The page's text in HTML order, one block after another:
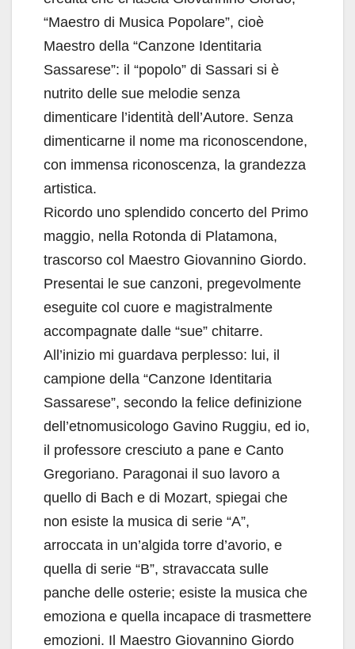
“Maestro di Musica Popolare”, cioè
Maestro della “Canzone Identitaria
Sassarese”: il “popolo” di Sassari si è
nutrito delle sue melodie senza
dimenticare l’identità dell’Autore. Senza
dimenticarne il nome ma riconoscendone,
con immensa riconoscenza, la grandezza
artistica.
Ricordo uno splendido concerto del Primo
maggio, nella Rotonda di Platamona,
trascorso col Maestro Giovannino Giordo.
Presentai le sue canzoni, pregevolmente
eseguite col cuore e magistralmente
accompagnate dalle “sue” chitarre.
All’inizio mi guardava perplesso: lui, il
campione della “Canzone Identitaria
Sassarese”, secondo la felice definizione
dell’etnomusicologo Gavino Ruggiu, ed io,
il professore cresciuto a pane e Canto
Gregoriano. Paragonai il suo lavoro a
quello di Bach e di Mozart, spiegai che
non esiste la musica di serie “A”,
arroccata in un’algida torre d’avorio, e
quella di serie “B”, stravaccata sulle
panche delle osterie; esiste la musica che
emoziona e quella incapace di trasmettere
emozioni. Il Maestro Giovannino Giordo